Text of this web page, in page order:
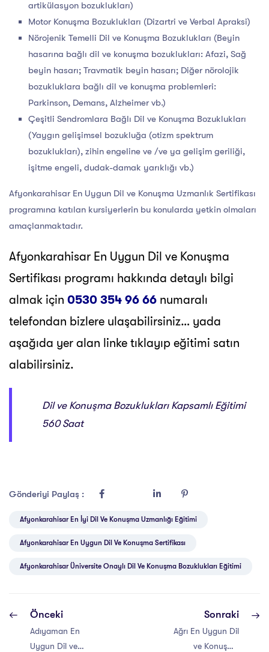
artikülasyon bozuklukları)
Motor Konuşma Bozuklukları (Dizartri ve Verbal Apraksi)
Nörojenik Temelli Dil ve Konuşma Bozuklukları (Beyin
hasarına bağlı dil ve konuşma bozuklukları: Afazi, Sağ
beyin hasarı; Travmatik beyin hasarı; Diğer nörolojik
bozukluklara bağlı dil ve konuşma problemleri:
Parkinson, Demans, Alzheimer vb.)
Çeşitli Sendromlara Bağlı Dil ve Konuşma Bozuklukları
(Yaygın gelişimsel bozukluğa (otizm spektrum
bozuklukları), zihin engeline ve /ve ya gelişim geriliği,
işitme engeli, dudak-damak yarıklığı vb.)
Afyonkarahisar En Uygun Dil ve Konuşma Uzmanlık Sertifikası
programına katılan kursiyerlerin bu konularda yetkin olmaları
amaçlanmaktadır.
Afyonkarahisar En Uygun Dil ve Konuşma
Sertifikası programı hakkında detaylı bilgi
almak için 0530 354 96 66 numaralı
telefondan bizlere ulaşabilirsiniz… yada
aşağıda yer alan linke tıklayıp eğitimi satın
alabilirsiniz.
Dil ve Konuşma Bozuklukları Kapsamlı Eğitimi
560 Saat
Gönderiyi Paylaş :
Afyonkarahisar En İyi Dil Ve Konuşma Uzmanlığı Eğitimi
Afyonkarahisar En Uygun Dil Ve Konuşma Sertifikası
Afyonkarahisar Üniversite Onaylı Dil Ve Konuşma Bozuklukları Eğitimi
Önceki
Adıyaman En
Uygun Dil ve
Sonraki
Ağrı En Uygun Dil
ve Konuşma